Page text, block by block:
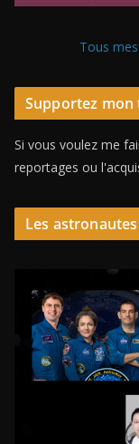
Tous
Supportez mon
Si vous voulez me
reportages ou
Les